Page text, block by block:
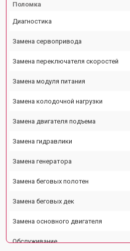
Поломка
Диагностика
Замена сервопривода
Замена переключателя скоростей
Замена модуля питания
Замена колодочной нагрузки
Замена двигателя подъема
Замена гидравлики
Замена генератора
Замена беговых полотен
Замена беговых дек
Замена основного двигателя
Обслуживание